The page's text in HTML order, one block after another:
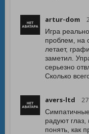
artur-dom
Игра
проблем, на
летает,
заметил.
серьезно
Сколько
avers-ltd
радуют глаз,
понять, как